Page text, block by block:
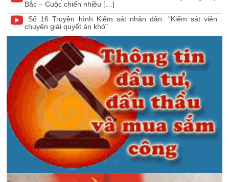
Bắc – Cuộc chiến nhiều […]
Số 16 Truyền hình Kiểm sát nhân dân: "Kiểm sát viên
chuyên giải quyết án khó"